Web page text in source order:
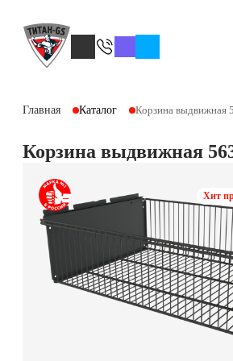
Главная Каталог Корзина выдвижная
Корзина выдвижная
Хит